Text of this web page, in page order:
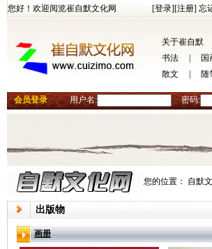
您好！欢迎阅览崔自默文化网 [登录][注册] 忘
关于崔自默
书法
国
散文
随
会员登录 用户名: 密码:
您的位置： 自默
出版物
画册